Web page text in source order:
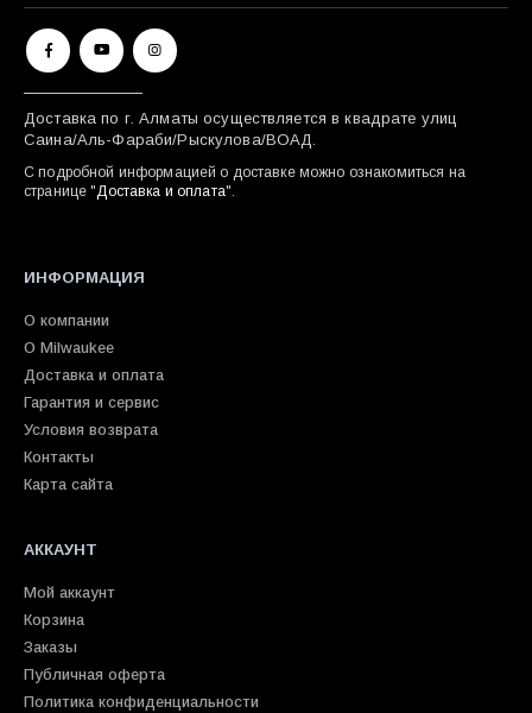
Доставка по г. Алматы осуществляется в квадрате улиц
Саина/Аль-Фараби/Рыскулова/ВОАД.
С подробной информацией о доставке можно ознакомиться на
странице " Доставка и оплата".
ИНФОРМАЦИЯ
О компании
О Milwaukee
Доставка и оплата
Гарантия и сервис
Условия возврата
Контакты
Карта сайта
АККАУНТ
Мой аккаунт
Корзина
Заказы
Публичная оферта
Политика конфиденциальности